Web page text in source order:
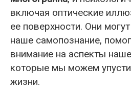
включая оптические
ее поверхности. Они
наше самопознание,
внимание на аспекты
которые мы можем
жизни.